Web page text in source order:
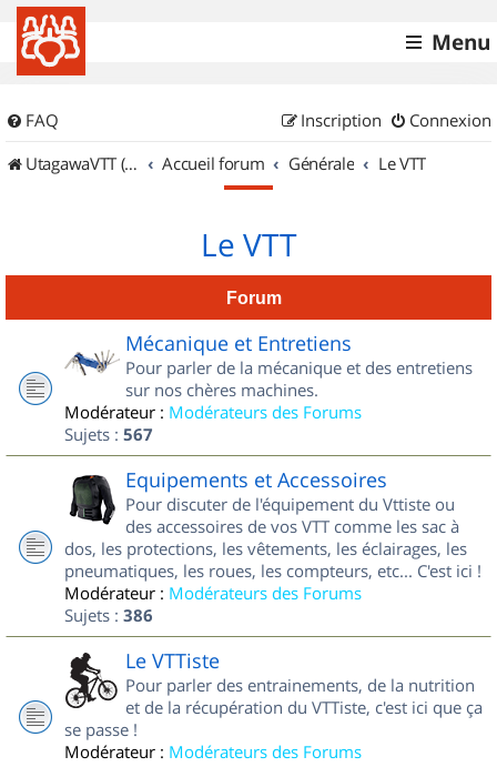
Menu
FAQ Connexion
Inscription
UtagawaVTT (Randos VTT et VTTAE avec traces GPS)
Accueil forum Générale Le VTT
Le VTT
Forum
Mécanique et Entretiens
Pour parler de la mécanique et des entretiens
sur nos chères machines.
Modérateur : Modérateurs des Forums
Sujets : 567
Equipements et Accessoires
Pour discuter de l'équipement du Vttiste ou
des accessoires de vos VTT comme les sac à
dos, les protections, les vêtements, les éclairages, les
pneumatiques, les roues, les compteurs, etc... C'est ici !
Modérateur : Modérateurs des Forums
Sujets : 386
Le VTTiste
Pour parler des entrainements, de la nutrition
et de la récupération du VTTiste, c'est ici que ça
se passe !
Modérateur : Modérateurs des Forums